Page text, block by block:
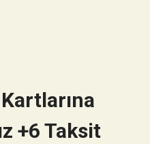
+6 Taksit